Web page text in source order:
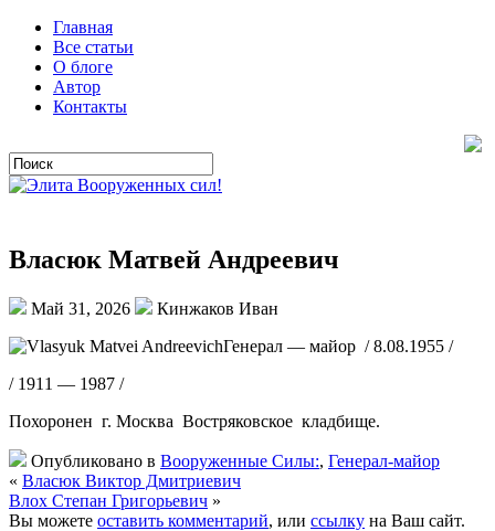
Главная
Все статьи
О блоге
Автор
Контакты
Власюк Матвей Андреевич
Май 31, 2026
Кинжаков Иван
Генерал — майор / 8.08.1955 /
/ 1911 — 1987 /
Похоронен г. Москва Востряковское кладбище.
Опубликовано в Вооруженные Силы:, Генерал-майор
« Власюк Виктор Дмитриевич
Влох Степан Григорьевич »
Вы можете оставить комментарий, или ссылку на Ваш сайт.